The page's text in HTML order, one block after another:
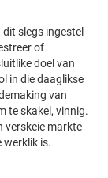
slegs ingestel
of
doel van
in die daaglikse
van
te skakel, vinnig.
verskeie markte
werklik is.